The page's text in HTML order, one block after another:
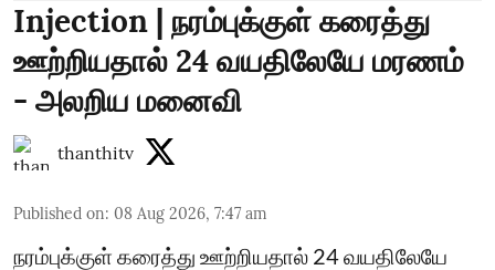
Injection | நரம்புக்குள் கரைத்து
ஊற்றியதால் 24 வயதிலேயே மரணம்
- அலறிய மனைவி
thanthitv
Published on: 08 Aug 2026, 7:47 am
நரம்புக்குள் கரைத்து ஊற்றியதால் 24 வயதிலேயே